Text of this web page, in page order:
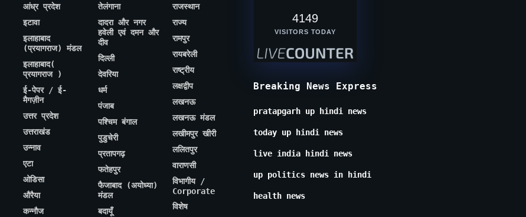
आंध्र प्रदेश
इटावा
इलाहाबाद
(प्रयागराज) मंडल
इलाहाबाद(
प्रयागराज )
ई-पेपर / ई-
मैगज़ीन
उत्तर प्रदेश
उत्तराखंड
उन्नाव
एटा
ओडिसा
औरैया
कन्नौज
तेलंगाना
दादरा और नगर
हवेली एवं दमन और
दीव
दिल्ली
देवरिया
धर्म
पंजाब
पश्चिम बंगाल
पुडुचेरी
प्रतापगढ़
फतेहपुर
फैजाबाद (अयोध्या)
मंडल
बदायूँ
राजस्थान
राज्य
रामपुर
रायबरेली
राष्ट्रीय
लक्षद्वीप
लखनऊ
लखनऊ मंडल
लखीमपुर खीरी
ललितपुर
वाराणसी
विभागीय /
Corporate
विशेष
4149
VISITORS TODAY
Breaking News Express
pratapgarh up hindi news
today up hindi news
live india hindi news
up politics news in hindi
health news